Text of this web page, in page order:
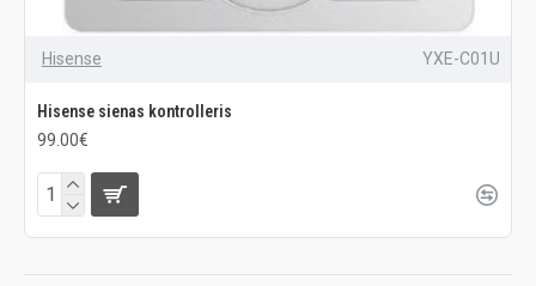
Hisense YXE-C01U
Hisense sienas kontrolleris
99.00€